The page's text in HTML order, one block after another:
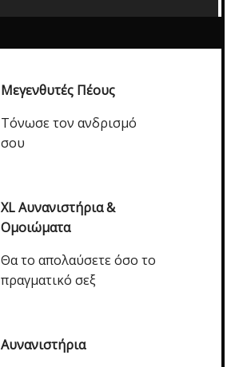
Μεγενθυτές Πέους
Τόνωσε τον ανδρισμό
σου
XL Αυνανιστήρια &
Ομοιώματα
Θα το απολαύσετε όσο το
πραγματικό σεξ
Αυνανιστήρια